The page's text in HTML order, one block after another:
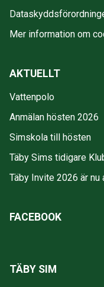
Mer information om
AKTUELLT
Vattenpolo
Anmälan hösten 2026
Simskola till hösten
Täby Sims tidigare
Täby Invite 2026 är nu
FACEBOOK
TÄBY SIM